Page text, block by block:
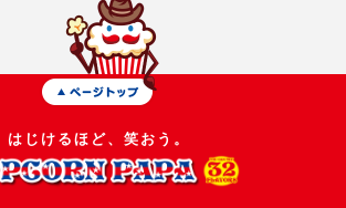
はじけるほど、笑おう。